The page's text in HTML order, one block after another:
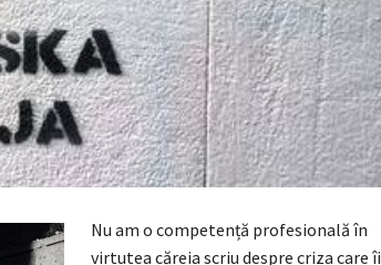
Nu am o competență profesională în
virtutea căreia scriu despre criza care îi